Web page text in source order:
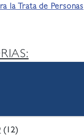
la Trata de Personas
(12)